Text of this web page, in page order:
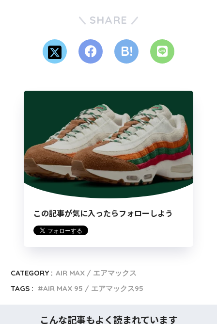
SHARE
この記事が気に入ったらフォローしよう
CATEGORY : AIR MAX / エアマックス
TAGS :
AIR MAX 95 / エアマックス95
こんな記事もよく読まれています